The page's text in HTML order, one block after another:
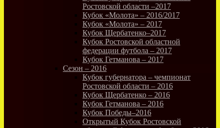
Ростовской области –2017
Кубок «Молота» – 2016/2017
Кубок «Молота» – 2017
Кубок Щербатенко–2017
Кубок Ростовской областной
федерации футбола – 2017
Кубок Гетманова – 2017
Сезон – 2016
Кубок губернатора – чемпионат
Ростовской области – 2016
Кубок Щербатенко – 2016
Кубок Гетманова – 2016
Кубок Победы–2016
Открытый Кубок Ростовской